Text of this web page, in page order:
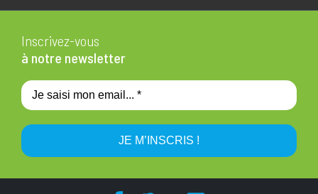
Inscrivez-vous
à notre newsletter